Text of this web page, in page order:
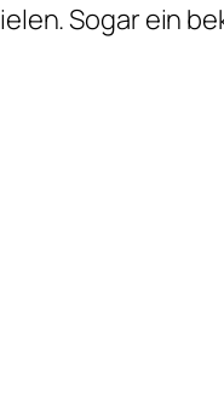
Sogar ein